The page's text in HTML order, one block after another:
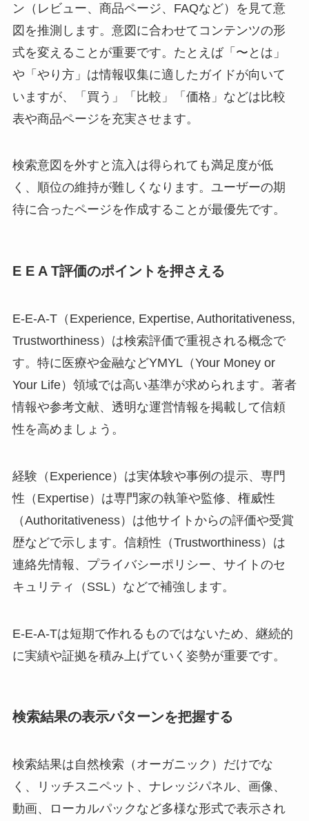
ン（レビュー、商品ページ、FAQなど）を見て意
図を推測します。意図に合わせてコンテンツの形
式を変えることが重要です。たとえば「〜とは」
や「やり方」は情報収集に適したガイドが向いて
いますが、「買う」「比較」「価格」などは比較
表や商品ページを充実させます。
検索意図を外すと流入は得られても満足度が低
く、順位の維持が難しくなります。ユーザーの期
待に合ったページを作成することが最優先です。
E E A T評価のポイントを押さえる
E-E-A-T（Experience, Expertise, Authoritativeness,
Trustworthiness）は検索評価で重視される概念で
す。特に医療や金融などYMYL（Your Money or
Your Life）領域では高い基準が求められます。著者
情報や参考文献、透明な運営情報を掲載して信頼
性を高めましょう。
経験（Experience）は実体験や事例の提示、専門
性（Expertise）は専門家の執筆や監修、権威性
（Authoritativeness）は他サイトからの評価や受賞
歴などで示します。信頼性（Trustworthiness）は
連絡先情報、プライバシーポリシー、サイトのセ
キュリティ（SSL）などで補強します。
E-E-A-Tは短期で作れるものではないため、継続的
に実績や証拠を積み上げていく姿勢が重要です。
検索結果の表示パターンを把握する
検索結果は自然検索（オーガニック）だけでな
く、リッチスニペット、ナレッジパネル、画像、
動画、ローカルパックなど多様な形式で表示され